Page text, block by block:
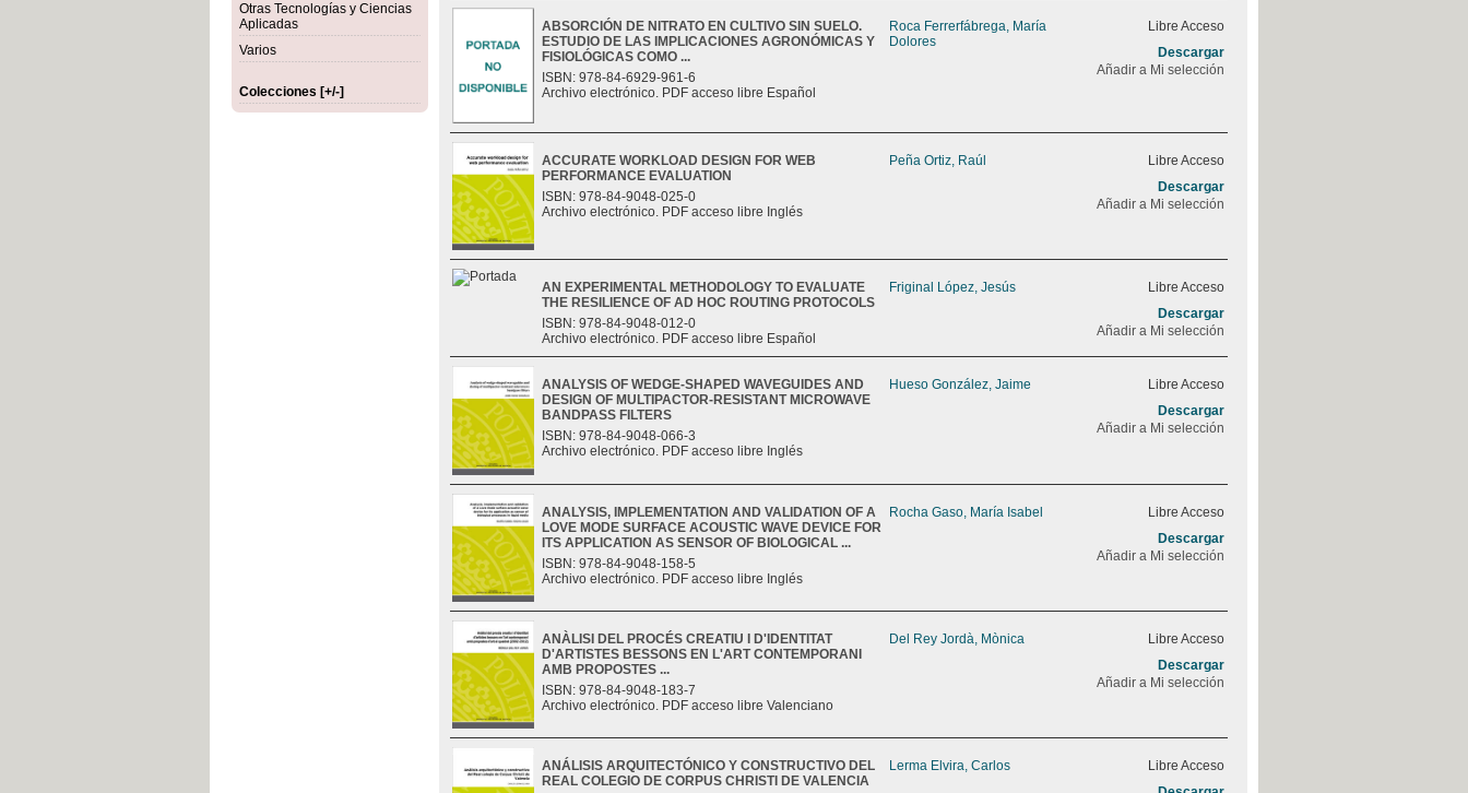
Otras Tecnologías y Ciencias
Aplicadas
Varios
Colecciones [+/-]
ABSORCIÓN DE NITRATO EN CULTIVO SIN SUELO.
ESTUDIO DE LAS IMPLICACIONES AGRONÓMICAS Y
FISIOLÓGICAS COMO ...
ISBN: 978-84-6929-961-6
Archivo electrónico. PDF acceso libre Español
Roca Ferrerfábrega, María
Dolores
Libre Acceso
Descargar
Añadir a Mi selección
ACCURATE WORKLOAD DESIGN FOR WEB
PERFORMANCE EVALUATION
ISBN: 978-84-9048-025-0
Archivo electrónico. PDF acceso libre Inglés
Peña Ortiz, Raúl
Libre Acceso
Descargar
Añadir a Mi selección
AN EXPERIMENTAL METHODOLOGY TO EVALUATE
THE RESILIENCE OF AD HOC ROUTING PROTOCOLS
ISBN: 978-84-9048-012-0
Archivo electrónico. PDF acceso libre Español
Friginal López, Jesús
Libre Acceso
Descargar
Añadir a Mi selección
ANALYSIS OF WEDGE-SHAPED WAVEGUIDES AND
DESIGN OF MULTIPACTOR-RESISTANT MICROWAVE
BANDPASS FILTERS
ISBN: 978-84-9048-066-3
Archivo electrónico. PDF acceso libre Inglés
Hueso González, Jaime
Libre Acceso
Descargar
Añadir a Mi selección
ANALYSIS, IMPLEMENTATION AND VALIDATION OF A
LOVE MODE SURFACE ACOUSTIC WAVE DEVICE FOR
ITS APPLICATION AS SENSOR OF BIOLOGICAL ...
ISBN: 978-84-9048-158-5
Archivo electrónico. PDF acceso libre Inglés
Rocha Gaso, María Isabel
Libre Acceso
Descargar
Añadir a Mi selección
ANÀLISI DEL PROCÉS CREATIU I D'IDENTITAT
D'ARTISTES BESSONS EN L'ART CONTEMPORANI
AMB PROPOSTES ...
ISBN: 978-84-9048-183-7
Archivo electrónico. PDF acceso libre Valenciano
Del Rey Jordà, Mònica
Libre Acceso
Descargar
Añadir a Mi selección
ANÁLISIS ARQUITECTÓNICO Y CONSTRUCTIVO DEL
REAL COLEGIO DE CORPUS CHRISTI DE VALENCIA
Lerma Elvira, Carlos
Libre Acceso